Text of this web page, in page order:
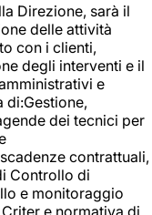
Direzione, sarà il
delle attività
con i clienti,
degli interventi e il
e
dei tecnici per
contrattuali,
Controllo di
e monitoraggio
e normativa di